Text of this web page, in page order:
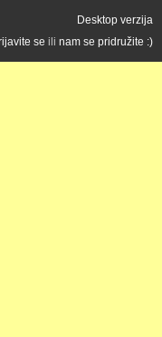
Desktop verzija
se ili nam se pridružite :)